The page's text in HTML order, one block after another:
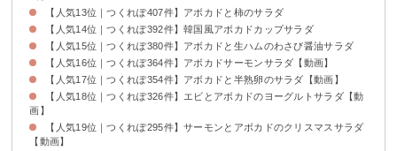
【人気13位｜つくれぽ407件】アボカドと柿のサラダ
【人気14位｜つくれぽ392件】韓国風アボカドカップサラダ
【人気15位｜つくれぽ380件】アボカドと生ハムのわさび醤油サラダ
【人気16位｜つくれぽ364件】アボカドサーモンサラダ【動画】
【人気17位｜つくれぽ354件】アボカドと半熟卵のサラダ【動画】
【人気18位｜つくれぽ326件】エビとアボカドのヨーグルトサラダ【動
画】
【人気19位｜つくれぽ295件】サーモンとアボカドのクリスマスサラダ
【動画】